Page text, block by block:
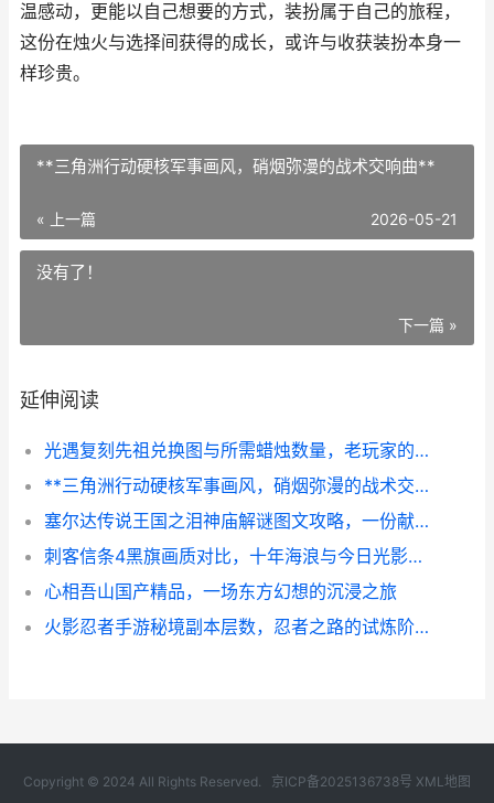
温感动，更能以自己想要的方式，装扮属于自己的旅程，
这份在烛火与选择间获得的成长，或许与收获装扮本身一
样珍贵。
**三角洲行动硬核军事画风，硝烟弥漫的战术交响曲**
« 上一篇 2026-05-21
没有了！
下一篇 »
延伸阅读
光遇复刻先祖兑换图与所需蜡烛数量，老玩家的烛火规划指南
**三角洲行动硬核军事画风，硝烟弥漫的战术交响曲**
塞尔达传说王国之泪神庙解谜图文攻略，一份献给冒险者的心得指南
刺客信条4黑旗画质对比，十年海浪与今日光影的对话
心相吾山国产精品，一场东方幻想的沉浸之旅
火影忍者手游秘境副本层数，忍者之路的试炼阶梯，副标题，秘境攀登，实力与策略的双重考验
Copyright © 2024 All Rights Reserved. 京ICP备2025136738号 XML地图